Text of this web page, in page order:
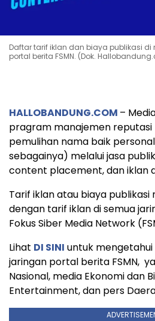
Daftar tarif iklan dan biaya publikasi
portal berita FSMN. (Dok.
HALLOBANDUNG.COM –
pragram manajemen
pemulihan nama baik
sebagainya) melalui jasa
content placement, dan iklan
Tarif iklan atau biaya publikasi
dengan tarif iklan di semua
Fokus Siber Media Network
Lihat DI SINI untuk
jaringan portal berita FSMN,
Nasional, media Ekonomi dan
Entertainment, dan pers